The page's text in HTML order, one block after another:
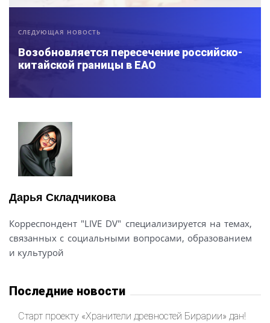
СЛЕДУЮЩАЯ НОВОСТЬ
Возобновляется пересечение российско-
китайской границы в ЕАО
Дарья Складчикова
Корреспондент "LIVE DV" специализируется на темах,
связанных с социальными вопросами, образованием
и культурой
Последние новости
Старт проекту «Хранители древностей Бирарии» дан!